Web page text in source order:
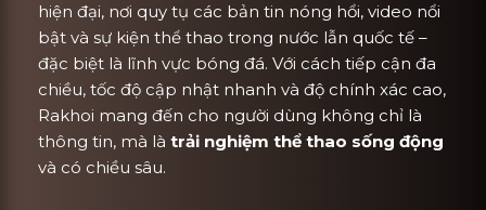
hiện đại, nơi quy tụ các bản tin nóng hổi, video nổi
bật và sự kiện thể thao trong nước lẫn quốc tế –
đặc biệt là lĩnh vực bóng đá. Với cách tiếp cận đa
chiều, tốc độ cập nhật nhanh và độ chính xác cao,
Rakhoi mang đến cho người dùng không chỉ là
thông tin, mà là trải nghiệm thể thao sống động
và có chiều sâu.